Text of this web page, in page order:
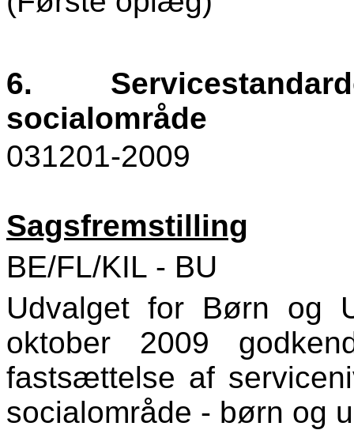
6.
socialområde
031201-2009
Sagsfremstilling
BE/FL/KIL - BU
Udvalget for Børn og
oktober 2009
fastsættelse af
socialområde - børn og